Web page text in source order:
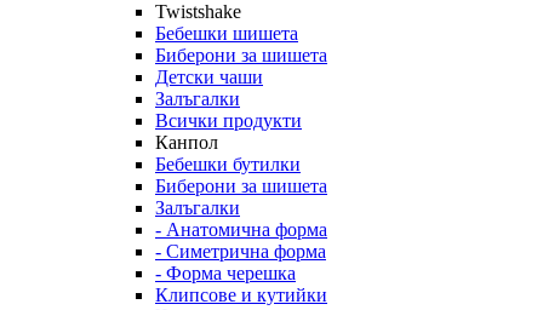
Twistshake
Бебешки шишета
Биберони за шишета
Детски чаши
Залъгалки
Всички продукти
Канпол
Бебешки бутилки
Биберони за шишета
Залъгалки
- Анатомична форма
- Симетрична форма
- Форма черешка
Клипсове и кутийки